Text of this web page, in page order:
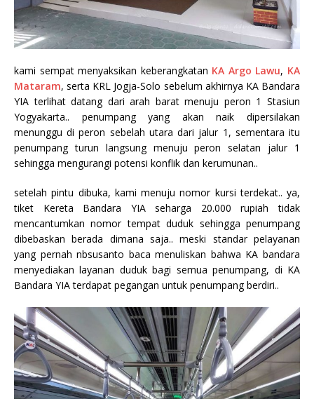
kami sempat menyaksikan keberangkatan KA Argo Lawu, KA
Mataram, serta KRL Jogja-Solo sebelum akhirnya KA Bandara
YIA terlihat datang dari arah barat menuju peron 1 Stasiun
Yogyakarta.. penumpang yang akan naik dipersilakan
menunggu di peron sebelah utara dari jalur 1, sementara itu
penumpang turun langsung menuju peron selatan jalur 1
sehingga mengurangi potensi konflik dan kerumunan..
setelah pintu dibuka, kami menuju nomor kursi terdekat.. ya,
tiket Kereta Bandara YIA seharga 20.000 rupiah tidak
mencantumkan nomor tempat duduk sehingga penumpang
dibebaskan berada dimana saja.. meski standar pelayanan
yang pernah nbsusanto baca menuliskan bahwa KA bandara
menyediakan layanan duduk bagi semua penumpang, di KA
Bandara YIA terdapat pegangan untuk penumpang berdiri..